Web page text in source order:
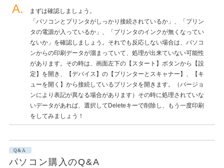
まずは確認しましょう。
「パソコンとプリンタがしっかり接続されているか」、「プリン
タの電源が入っているか」、「プリンタのインクが無くなってい
ないか」を確認しましょう。それでも反応しない場合は、パソコ
ンからの印刷データが溜まっていて、処理が出来ていない可能性
があります。その時は、画面左下の【スタート】ボタンから【設
定】を開き、【デバイス】の【プリンターとスキャナー】、【キ
ューを開く】から接続しているプリンタを開きます。（バージョ
ンにより表記が異なる場合があります）その時に処理されていな
いデータがあれば、選択してDeleteキーで削除し、もう一度印刷
をしてみましょう！
Q&A
パソコン購入のQ&A